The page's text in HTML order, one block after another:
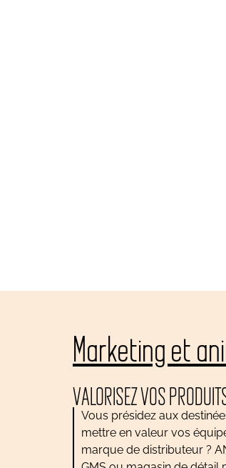
Marketing et
VALORISEZ VOS
Vous présidez aux
mettre en valeur vos
marque de distributeur ?